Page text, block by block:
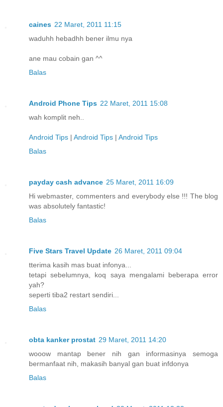
caines 22 Maret, 2011 11:15
waduhh hebadhh bener ilmu nya
ane mau cobain gan ^^
Balas
Android Phone Tips 22 Maret, 2011 15:08
wah komplit neh..
Android Tips | Android Tips | Android Tips
Balas
payday cash advance 25 Maret, 2011 16:09
Hi webmaster, commenters and everybody else !!! The blog
was absolutely fantastic!
Balas
Five Stars Travel Update 26 Maret, 2011 09:04
tterima kasih mas buat infonya...
tetapi sebelumnya, koq saya mengalami beberapa error
yah?
seperti tiba2 restart sendiri...
Balas
obta kanker prostat 29 Maret, 2011 14:20
wooow mantap bener nih gan informasinya semoga
bermanfaat nih, makasih banyal gan buat infdonya
Balas